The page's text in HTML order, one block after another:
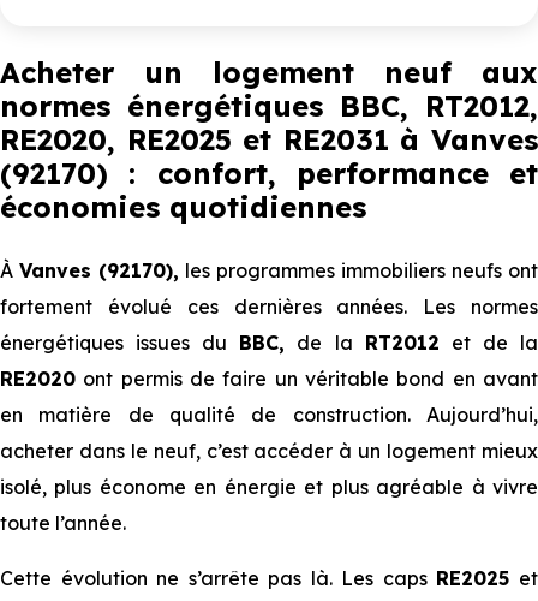
Acheter un logement neuf aux
normes énergétiques BBC, RT2012,
RE2020, RE2025 et RE2031 à Vanves
(92170) : confort, performance et
économies quotidiennes
À Vanves (92170), les programmes immobiliers neufs ont
fortement évolué ces dernières années. Les normes
énergétiques issues du BBC, de la RT2012 et de la
RE2020 ont permis de faire un véritable bond en avant
en matière de qualité de construction. Aujourd’hui,
acheter dans le neuf, c’est accéder à un logement mieux
isolé, plus économe en énergie et plus agréable à vivre
toute l’année.
Cette évolution ne s’arrête pas là. Les caps RE2025 et